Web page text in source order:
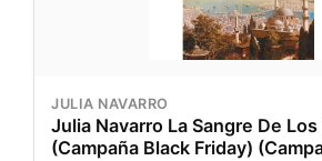
JULIA NAVARRO
Julia Navarro La Sangre De
(Campaña Black Friday)